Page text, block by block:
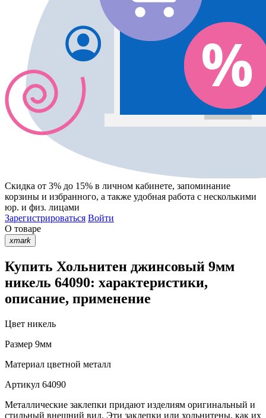
Скидка от 3% до 15% в личном кабинете, запоминание
корзины и избранного, а также удобная работа с несколькими
юр. и физ. лицами
Зарегистрироваться Войти
О товаре
xmark
Купить Хольнитен джинсовый 9мм
никель 64090: характеристики,
описание, применение
Цвет никель
Размер 9мм
Материал цветной металл
Артикул 64090
Металлические заклепки придают изделиям оригинальный и
стильный внешний вид. Эти заклепки или хольнитены, как их